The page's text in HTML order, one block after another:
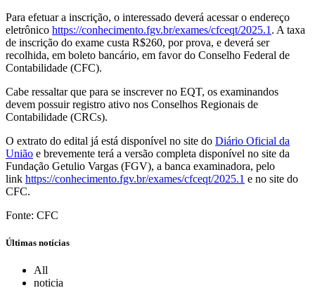
Para efetuar a inscrição, o interessado deverá acessar o endereço
eletrônico https://conhecimento.fgv.br/exames/cfceqt/2025.1 . A taxa
de inscrição do exame custa R$260, por prova, e deverá ser
recolhida, em boleto bancário, em favor do Conselho Federal de
Contabilidade (CFC).
Cabe ressaltar que para se inscrever no EQT, os examinandos
devem possuir registro ativo nos Conselhos Regionais de
Contabilidade (CRCs).
O extrato do edital já está disponível no site do Diário Oficial da
União e brevemente terá a versão completa disponível no site da
Fundação Getulio Vargas (FGV), a banca examinadora, pelo
link https://conhecimento.fgv.br/exames/cfceqt/2025.1 e no site do
CFC.
Fonte: CFC
Últimas notícias
All
noticia